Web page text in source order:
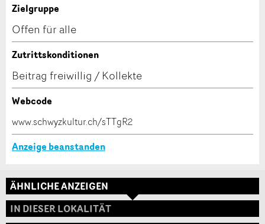
Information: Zur Qualitätssicherung wird eine Kopie der
E-Mail an guidle gesendet.
This site is protected by reCAPTCHA and the GooglePrivacy
PolicyandTerms of Service
SCHLIESSEN
Adresse
Zielgruppe
Offen für alle
Zutrittskonditionen
Beitrag freiwillig / Kollekte
Webcode
www.schwyzkultur.ch/sTTgR2
Anzeige beanstanden
ÄHNLICHE ANZEIGEN
IN DIESER LOKALITÄT